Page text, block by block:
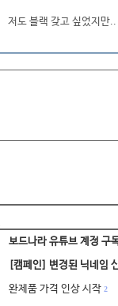
저도 블랙 갖고 싶었지만
보드나라 유튜브 계정 구
[캠페인] 변경된 닉네임
완제품 가격 인상 시작 2